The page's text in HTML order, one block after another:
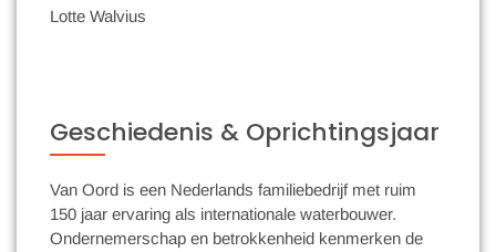
Lotte Walvius
Geschiedenis & Oprichtingsjaar
Van Oord is een Nederlands familiebedrijf met ruim
150 jaar ervaring als internationale waterbouwer.
Ondernemerschap en betrokkenheid kenmerken de